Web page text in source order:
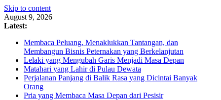
Skip to content
August 9, 2026
Latest:
Membaca Peluang, Menaklukkan Tantangan, dan
Membangun Bisnis Peternakan yang Berkelanjutan
Lelaki yang Mengubah Garis Menjadi Masa Depan
Matahari yang Lahir di Pulau Dewata
Perjalanan Panjang di Balik Rasa yang Dicintai Banyak
Orang
Pria yang Membaca Masa Depan dari Pesisir